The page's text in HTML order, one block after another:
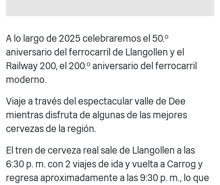
A lo largo de 2025 celebraremos el 50.º
aniversario del ferrocarril de Llangollen y el
Railway 200, el 200.º aniversario del ferrocarril
moderno.
Viaje a través del espectacular valle de Dee
mientras disfruta de algunas de las mejores
cervezas de la región.
El tren de cerveza real sale de Llangollen a las
6:30 p. m. con 2 viajes de ida y vuelta a Carrog y
regresa aproximadamente a las 9:30 p. m., lo que